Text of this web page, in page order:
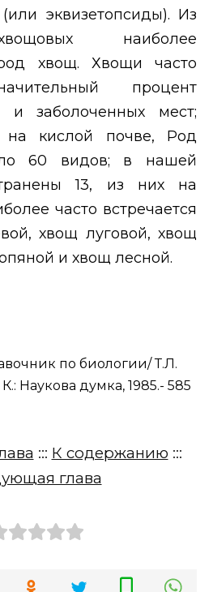
эквизетопсиды). Из
наиболее
хвощ. Хвощи часто
процент
и заболоченных мест;
на кислой почве, Род
60 видов; в нашей
13, из них на
часто встречается
хвощ луговой, хвощ
и хвощ лесной.
по биологии/ Т.Л.
Наукова думка, 1985.- 585
::: К содержанию :::
глава